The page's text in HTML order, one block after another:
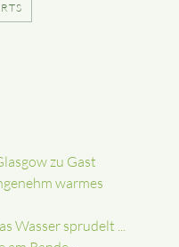
zu Gast
warmes
Wasser sprudelt ...